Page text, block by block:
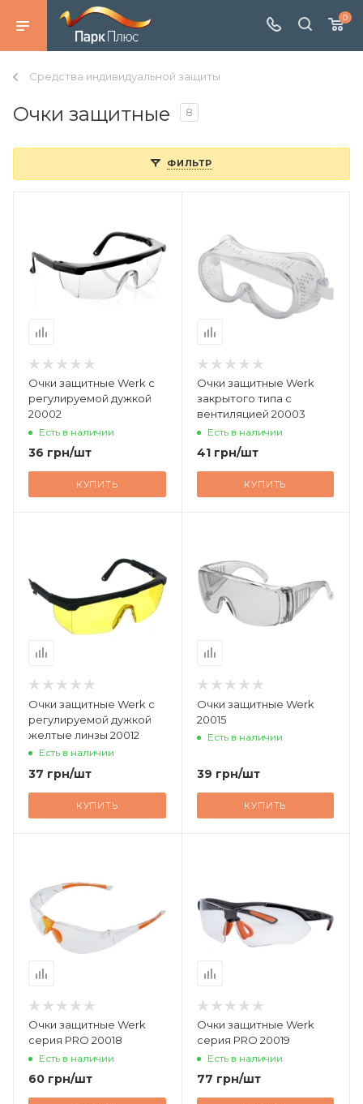
0
Средства индивидуальной защиты
Очки защитные 8
ФИЛЬТР
Очки защитные Werk с
регулируемой дужкой
20002
Есть в наличии
36 грн/шт
КУПИТЬ
Очки защитные Werk
закрытого типа с
вентиляцией 20003
Есть в наличии
41грн/шт
КУПИТЬ
Очки защитные Werk с
регулируемой дужкой
желтые линзы 20012
Есть в наличии
37 грн/шт
КУПИТЬ
Очки защитные Werk
20015
Есть в наличии
39 грн/шт
КУПИТЬ
Очки защитные Werk
серия PRO 20018
Есть в наличии
60 грн/шт
Очки защитные Werk
серия PRO 20019
Есть в наличии
77 грн/шт